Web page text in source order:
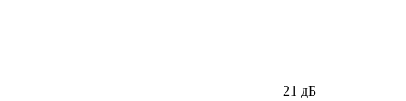
21 дБ